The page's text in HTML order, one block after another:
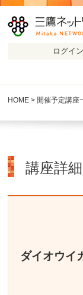
HOME > 開催予定講座
講座詳細
ダイオウイ